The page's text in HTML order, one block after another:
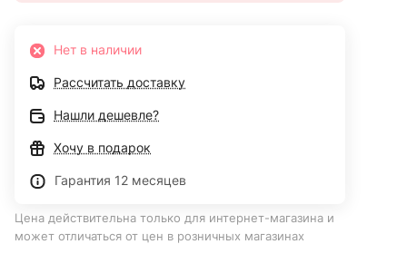
Нет в наличии
Рассчитать доставку
Нашли дешевле?
Хочу в подарок
Гарантия 12 месяцев
Цена действительна только для интернет-магазина и
может отличаться от цен в розничных магазинах